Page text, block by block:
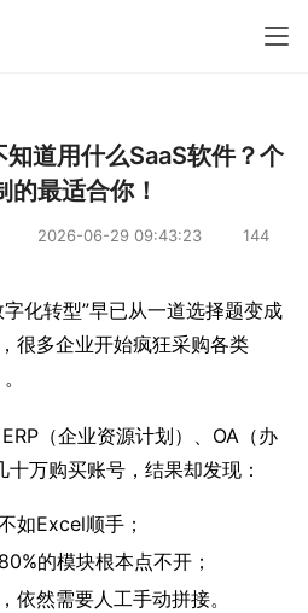
道用什么SaaS软件？个
的最适合你！
2026-06-29 09:43:23 144
化转型”早已从一道选择题变成
很多企业开始疯狂采购各类
（企业资源计划）、OA（办
万购买账号，结果却发现：
如Excel顺手；
的模块根本点不开；
依然需要人工手动拼接。